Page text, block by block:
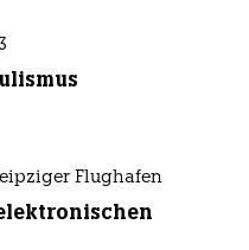
Flughafen